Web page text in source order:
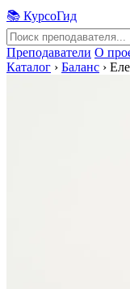
📚 КурсоГид
Преподаватели О
Каталог › Баланс ›